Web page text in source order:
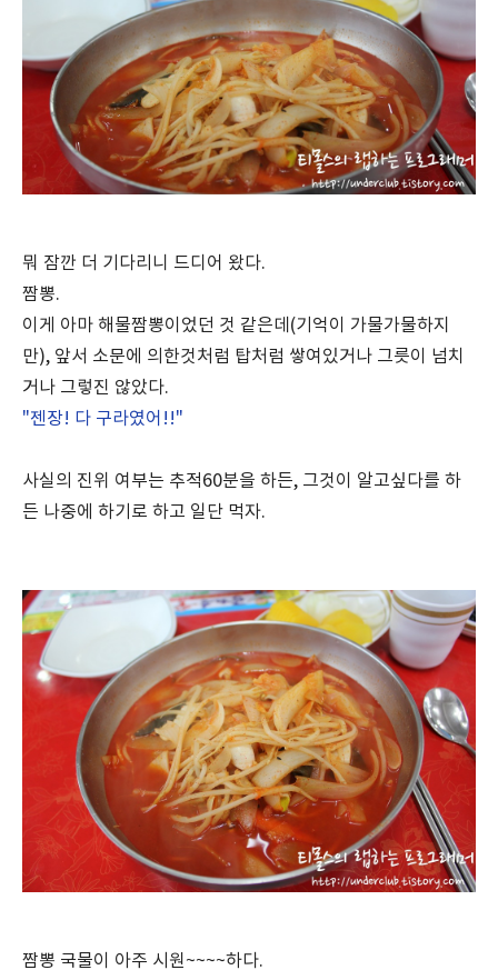
뭐 잠깐 더 기다리니 드디어 왔다.
짬뽕.
이게 아마 해물짬뽕이었던 것 같은데(기억이 가물가물하지
만), 앞서 소문에 의한것처럼 탑처럼 쌓여있거나 그릇이 넘치
거나 그렇진 않았다.
"젠장! 다 구라였어!!"
사실의 진위 여부는 추적60분을 하든, 그것이 알고싶다를 하
든 나중에 하기로 하고 일단 먹자.
짬뽕 국물이 아주 시원~~~~하다.